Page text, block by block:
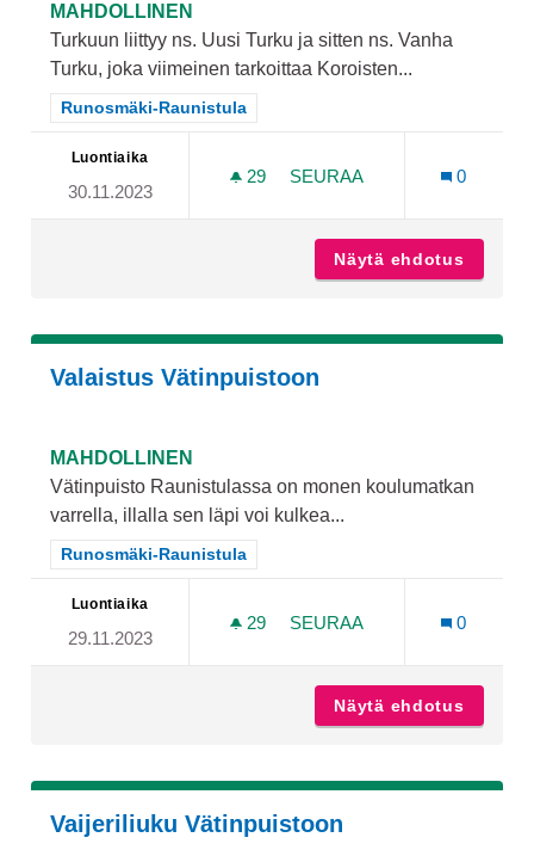
MAHDOLLINEN
Turkuun liittyy ns. Uusi Turku ja sitten ns. Vanha
Turku, joka viimeinen tarkoittaa Koroisten...
Rajaa tulokset teeman mukaan: Runosmäki-Raunistula
Runosmäki-Raunistula
Luontiaika
30.11.2023
29 29 SEURAAJAA
SEURAA
0
Näytä ehdotus
Valaistus Vätinpuistoon
MAHDOLLINEN
Vätinpuisto Raunistulassa on monen koulumatkan
varrella, illalla sen läpi voi kulkea...
Rajaa tulokset teeman mukaan: Runosmäki-Raunistula
Runosmäki-Raunistula
Luontiaika
29.11.2023
29 29 SEURAAJAA
SEURAA
0
Näytä ehdotus
Vaijeriliuku Vätinpuistoon